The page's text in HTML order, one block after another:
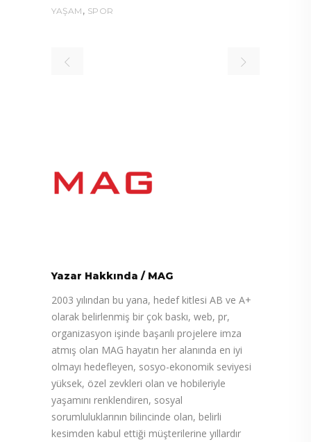
YAŞAM , SPOR
Yazar Hakkında / MAG
2003 yılından bu yana, hedef kitlesi AB ve A+
olarak belirlenmiş bir çok baskı, web, pr,
organizasyon işinde başarılı projelere imza
atmış olan MAG hayatın her alanında en iyi
olmayı hedefleyen, sosyo-ekonomik seviyesi
yüksek, özel zevkleri olan ve hobileriyle
yaşamını renklendiren, sosyal
sorumluluklarının bilincinde olan, belirli
kesimden kabul ettiği müşterilerine yıllardır